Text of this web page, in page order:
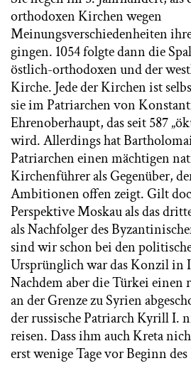
orthodoxen Kirchen wegen
Meinungsverschiedenheiten
gingen. 1054 folgte dann die
östlich-orthodoxen und der
Kirche. Jede der Kirchen ist
sie im Patriarchen von
Ehrenoberhaupt, das seit 587
wird. Allerdings hat
Patriarchen einen mächtigen
Kirchenführer als Gegenüber,
Ambitionen offen zeigt. Gilt
Perspektive Moskau als das
als Nachfolger des
sind wir schon bei den
Ursprünglich war das Konzil in
Nachdem aber die Türkei
an der Grenze zu Syrien
der russische Patriarch Kyrill I.
reisen. Dass ihm auch Kreta
erst wenige Tage vor Beginn